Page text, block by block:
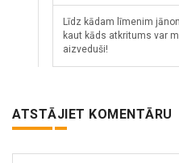
Līdz kādam līmenim
kaut kāds atkritums var
aizveduši!
ATSTĀJIET KOMENTĀRU